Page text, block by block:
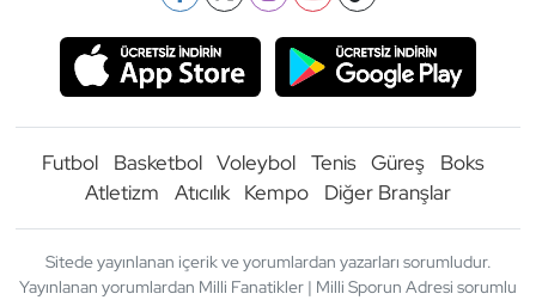
Futbol Basketbol Voleybol Tenis Güreş
Boks
Atletizm
Atıcılık Kempo Diğer Branşlar
Sitede yayınlanan içerik ve yorumlardan yazarları sorumludur.
Yayınlanan yorumlardan Milli Fanatikler | Milli Sporun Adresi sorumlu